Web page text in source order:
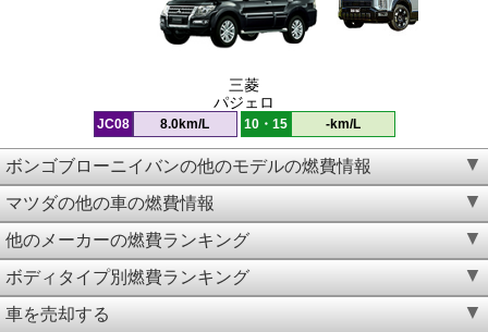
三菱
パジェロ
JC08 8.0km/L 10・15 -km/L
ボンゴブローニイバンの他のモデルの燃費情報
マツダの他の車の燃費情報
他のメーカーの燃費ランキング
ボディタイプ別燃費ランキング
車を売却する